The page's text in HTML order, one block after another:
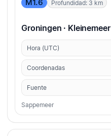
M1.6 Profundidad: 3 km
Groningen · Kleinemeer
Hora (UTC)
Coordenadas
Fuente
Sappemeer